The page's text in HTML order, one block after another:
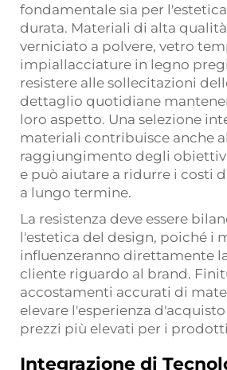
fondamentale sia per
durata. Materiali di alta
verniciato a polvere, vetro
impiallacciature in legno
resistere alle sollecitazioni
dettaglio quotidiane
loro aspetto. Una selezione
materiali contribuisce anche al
raggiungimento degli
e può aiutare a ridurre i costi
a lungo termine.
La resistenza deve essere
l'estetica del design, poiché i
influenzeranno direttamente
cliente riguardo al brand.
accostamenti accurati di
elevare l'esperienza
prezzi più elevati per i
Integrazione di